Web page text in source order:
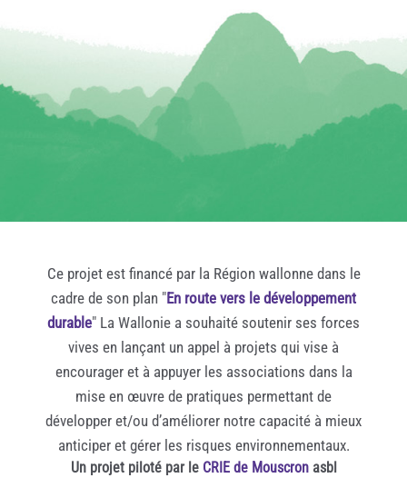
Ce projet est financé par la Région wallonne dans le
cadre de son plan "En route vers le développement
durable" La Wallonie a souhaité soutenir ses forces
vives en lançant un appel à projets qui vise à
encourager et à appuyer les associations dans la
mise en œuvre de pratiques permettant de
développer et/ou d’améliorer notre capacité à mieux
anticiper et gérer les risques environnementaux.
Un projet piloté par le CRIE de Mouscronasbl